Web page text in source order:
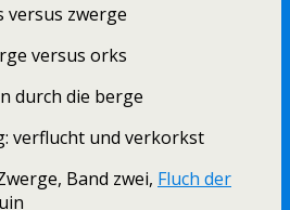
versus zwerge
versus orks
durch die berge
verflucht und verkorkst
Band zwei, Fluch der